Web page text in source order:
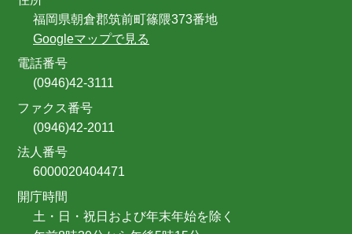
福岡県朝倉郡筑前町篠隈373番地
Googleマップで見る
電話番号
(0946)42-3111
ファクス番号
(0946)42-2011
法人番号
6000020404471
開庁時間
土・日・祝日および年末年始を除く